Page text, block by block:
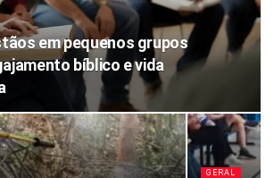
em pequenos grupos
bíblico e vida
GERAL